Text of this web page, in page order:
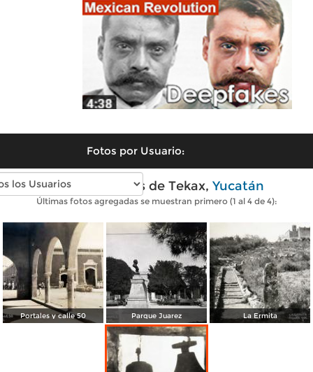
Fotos por Usuario:
Fotos antiguas de Tekax, Yucatán
Últimas fotos agregadas se muestran primero (1 al 4 de 4):
Portales y calle 50 Parque Juarez La Ermita